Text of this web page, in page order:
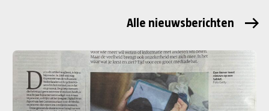
Alle nieuwsberichten